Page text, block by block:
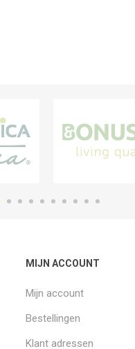
MIJN ACCOUNT
Mijn account
Bestellingen
Klant adressen